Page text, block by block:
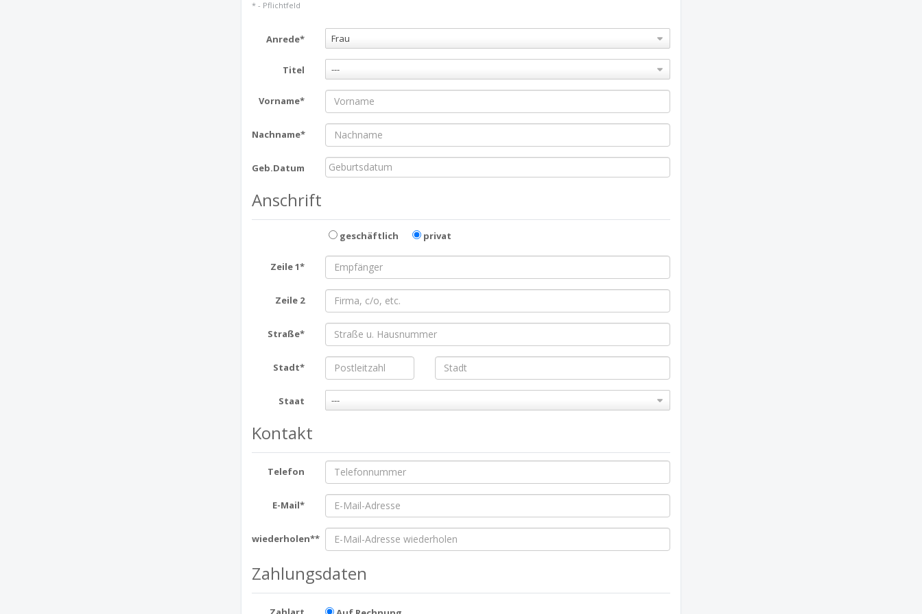
* - Pflichtfeld
Anrede* Frau
Titel ---
Vorname*
Nachname*
Geb.Datum
Anschrift
geschäftlich privat
Zeile 1*
Zeile 2
Straße*
Stadt*
Staat ---
Kontakt
Telefon
E-Mail*
wiederholen**
Zahlungsdaten